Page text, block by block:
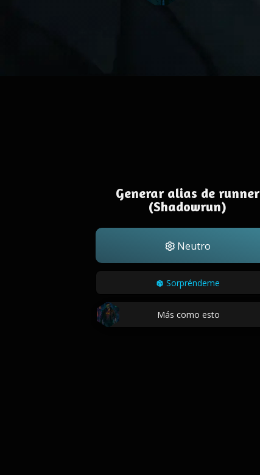
Generar alias de runner
(Shadowrun)
Neutro
Sorpréndeme
Más como esto